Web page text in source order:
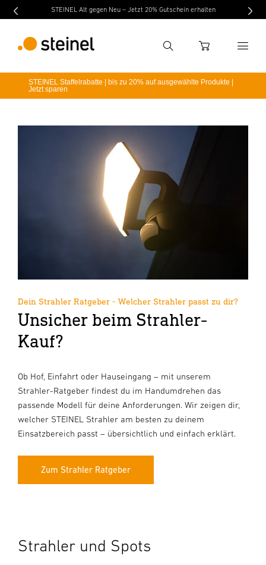
STEINEL Alt gegen Neu – Jetzt 20% Gutschein erhalten
Suche
Suchbegriff eingeben
WARENKORB
STEINEL Staffelrabatte | bis zu 20% auf ausgewählte Produkte |
Jetzt sparen
Dein Strahler Ratgeber - Welcher Strahler passt zu dir?
Unsicher beim Strahler-
Kauf?
Ob Hof, Einfahrt oder Hauseingang – mit unserem
Strahler-Ratgeber findest du im Handumdrehen das
passende Modell für deine Anforderungen. Wir zeigen dir,
welcher STEINEL Strahler am besten zu deinem
Einsatzbereich passt – übersichtlich und einfach erklärt.
Zum Strahler Ratgeber
Strahler und Spots